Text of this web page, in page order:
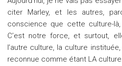
citer Marley, et les autres,
conscience que cette culture-
C’est notre force, et surtout,
l’autre culture, la culture
reconnue comme étant LA